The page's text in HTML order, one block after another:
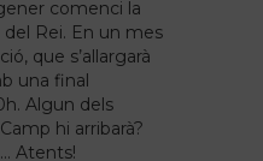
comenci la
Rei. En un mes
que s’allargarà
una final
Algun dels
hi arribarà?
Atents!